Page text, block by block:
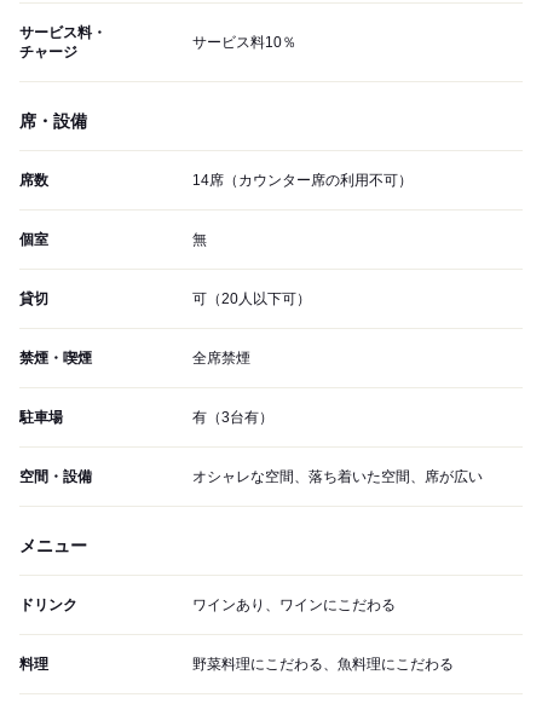
サービス料・
チャージ
サービス料10％
席・設備
席数 14席（カウンター席の利用不可）
個室 無
貸切 可（20人以下可）
禁煙・喫煙 全席禁煙
駐車場 有（3台有）
空間・設備 オシャレな空間、落ち着いた空間、席が広い
メニュー
ドリンク ワインあり、ワインにこだわる
料理 野菜料理にこだわる、魚料理にこだわる